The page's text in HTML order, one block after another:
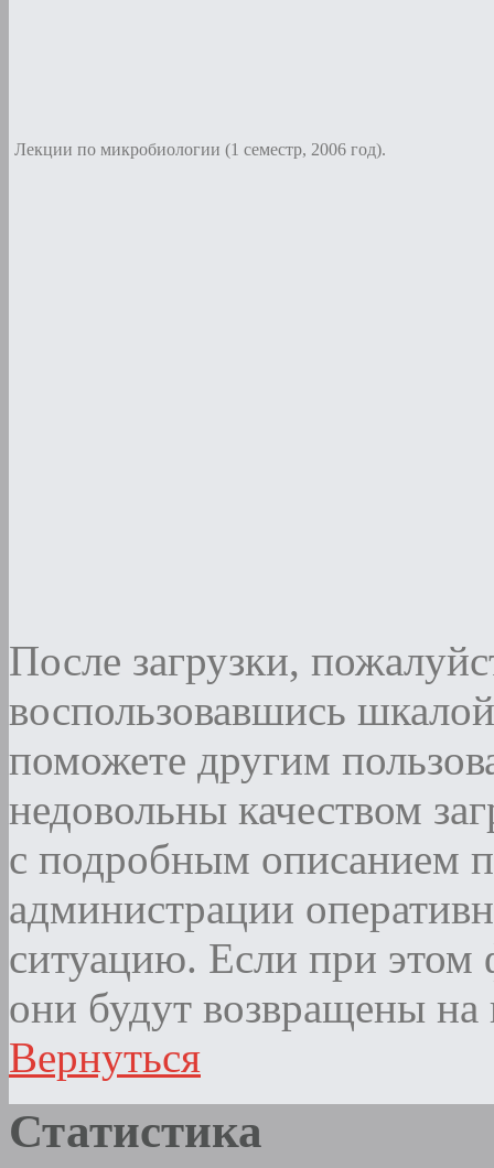
Лекции по микробиологии (1 семестр, 2006 год).
После загрузки,
воспользовавшись
поможете другим
недовольны качеством
с подробным описанием
администрации
ситуацию. Если при этом
они будут возвращены на
Вернуться
Статистика